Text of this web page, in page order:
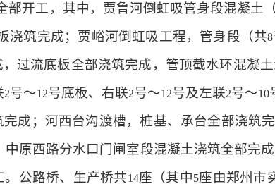
部开工，其中，贾鲁河倒虹吸管身段混凝土
浇筑完成；贾峪河倒虹吸工程，管身段（共8
过流底板全部浇筑完成，管顶截水环混凝
2号～12号底板、右联2号～12号及左联2号～10
成；河西台沟渡槽，桩基、承台全部浇筑
中原西路分水口门闸室段混凝土浇筑全部完
公路桥、生产桥共14座（其中5座由郑州市